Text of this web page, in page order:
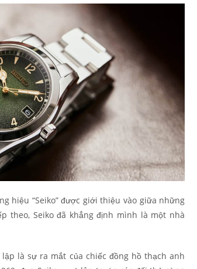
hiệu “Seiko” được giới thiệu vào giữa những
theo, Seiko đã khẳng định mình là một nhà
là sự ra mắt của chiếc đồng hồ thạch anh